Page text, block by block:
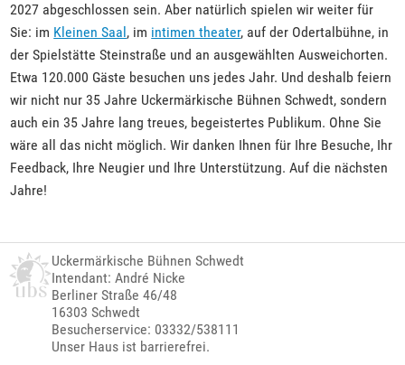
2027 abgeschlossen sein. Aber natürlich spielen wir weiter für
Sie: im Kleinen Saal , im intimen theater, auf der Odertalbühne, in
der Spielstätte Steinstraße und an ausgewählten Ausweichorten.
Etwa 120.000 Gäste besuchen uns jedes Jahr. Und deshalb feiern
wir nicht nur 35 Jahre Uckermärkische Bühnen Schwedt, sondern
auch ein 35 Jahre lang treues, begeistertes Publikum. Ohne Sie
wäre all das nicht möglich. Wir danken Ihnen für Ihre Besuche, Ihr
Feedback, Ihre Neugier und Ihre Unterstützung. Auf die nächsten
Jahre!
Uckermärkische Bühnen Schwedt
Intendant: André Nicke
Berliner Straße 46/48
16303 Schwedt
Besucherservice: 03332/538111
Unser Haus ist barrierefrei.